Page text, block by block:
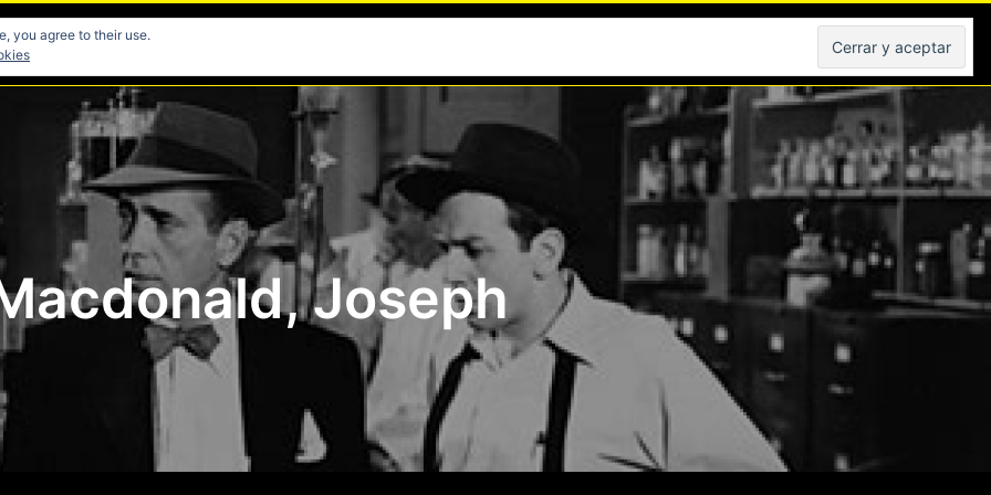
Directores
Joseph
you agree to their use.